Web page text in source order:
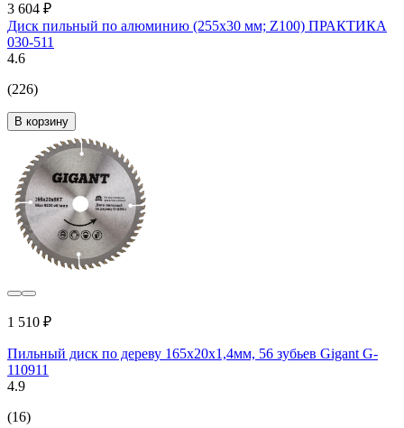
3 604 ₽
Диск пильный по алюминию (255х30 мм; Z100) ПРАКТИКА
030-511
4.6
(226)
В корзину
1 510 ₽
Пильный диск по дереву 165x20x1,4мм, 56 зубьев Gigant G-
110911
4.9
(16)